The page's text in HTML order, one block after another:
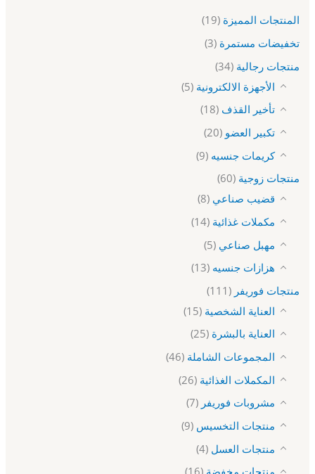
المنتجات المميزة (19)
تخفيضات مستمرة (3)
منتجات رجالية (34)
الأجهزة الالكترونية (5)
تأخير القذف (18)
تكبير العضو (20)
كريمات جنسيه (9)
منتجات زوجية (60)
قضيب صناعي (8)
مكملات غذائية (14)
مهبل صناعي (5)
هزازات جنسيه (13)
منتجات فوريفر (111)
العناية الشخصية (15)
العناية بالبشرة (25)
المجموعات الشاملة (46)
المكملات الغذائية (26)
مشروبات فوريفر (7)
منتجات التخسيس (9)
منتجات العسل (4)